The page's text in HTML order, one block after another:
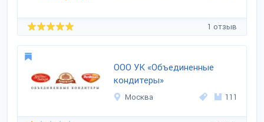
1 отзыв
ООО УК «Объединенные
кондитеры»
Москва 111